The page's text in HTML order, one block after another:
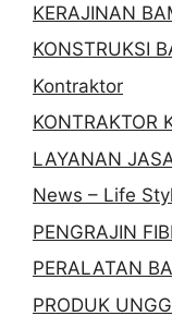
KERAJINAN
KONSTRUKSI
Kontraktor
KONTRAKTOR
LAYANAN
News – Life
PENGRAJIN
PERALATAN
PRODUK